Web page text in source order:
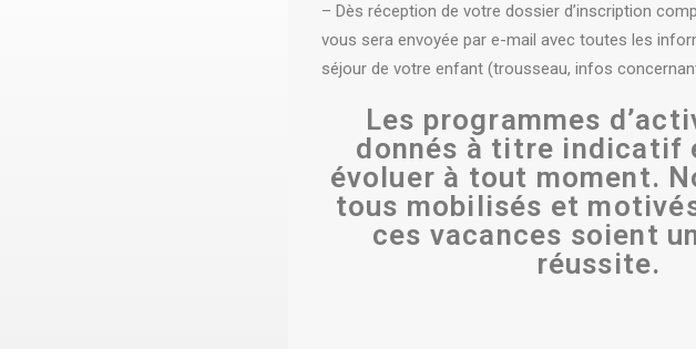
– Dès réception de votre dossier d’inscription
vous sera envoyée par e-mail avec toutes les
séjour de votre enfant (trousseau, infos
Les programmes
donnés à titre indicatif
évoluer à tout moment.
tous mobilisés et
ces vacances soient
réussite.